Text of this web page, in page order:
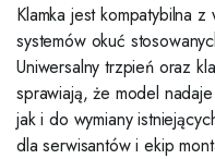
Klamka jest kompatybilna
systemów okuć
Uniwersalny trzpień oraz
sprawiają, że model
jak i do wymiany
dla serwisantów i ekip